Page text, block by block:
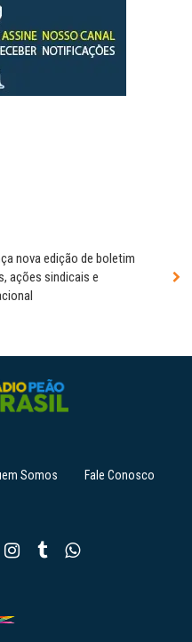
nova edição de boletim
ações sindicais e
Somos Fale Conosco